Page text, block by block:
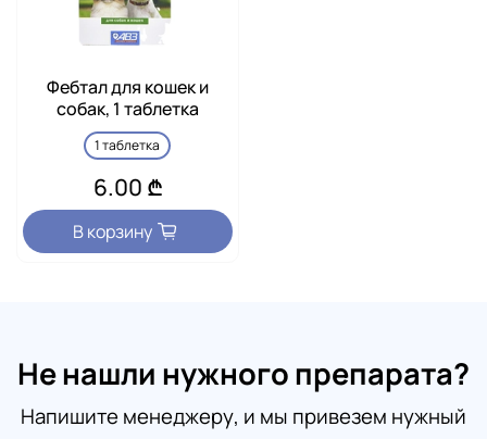
Фебтал для кошек и
собак, 1 таблетка
1 таблетка
6.00 ₾
В корзину
Не нашли нужного препарата?
Напишите менеджеру, и мы привезем нужный